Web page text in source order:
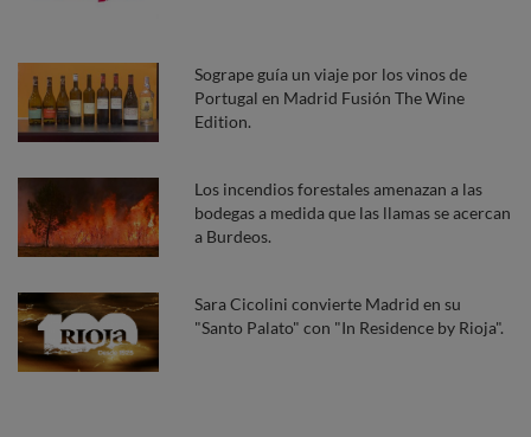
Sogrape guía un viaje por los vinos de
Portugal en Madrid Fusión The Wine
Edition.
Los incendios forestales amenazan a las
bodegas a medida que las llamas se acercan
a Burdeos.
Sara Cicolini convierte Madrid en su
"Santo Palato" con "In Residence by Rioja".